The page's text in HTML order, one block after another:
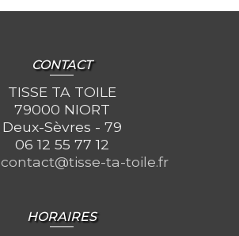
CONTACT
TISSE TA TOILE
79000 NIORT
Deux-Sèvres - 79
06 12 55 77 12
contact@tisse-ta-toile.fr
HORAIRES